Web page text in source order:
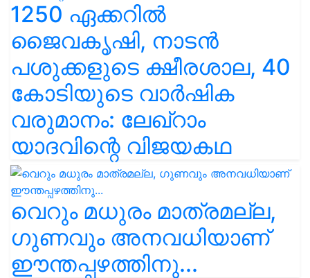
1250 ഏക്കറിൽ
ജൈവകൃഷി, നാടൻ
പശുക്കളുടെ ക്ഷീരശാല, 40
കോടിയുടെ വാർഷിക
വരുമാനം: ലേഖ്‌റാം
യാദവിന്റെ വിജയകഥ
വെറും മധുരം മാത്രമല്ല,
ഗുണവും അനവധിയാണ്
ഈന്തപ്പഴത്തിനു...